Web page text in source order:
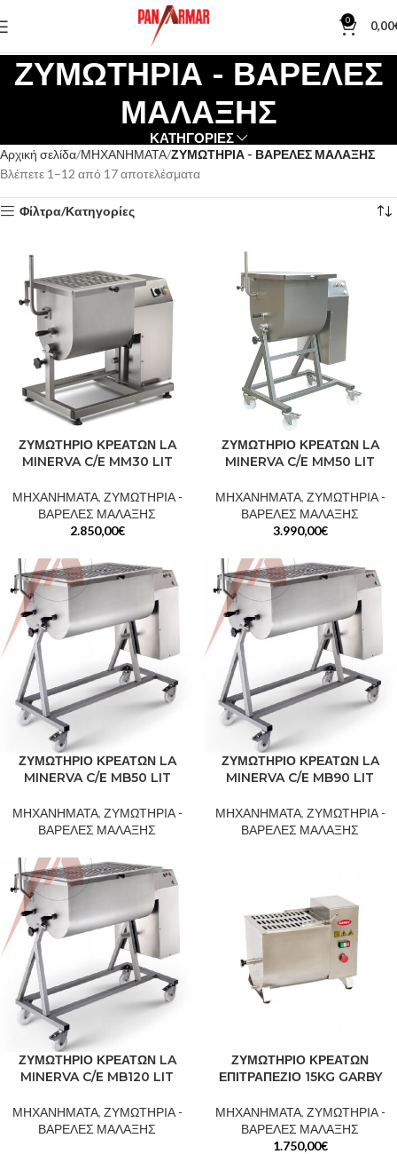
0 0,00
ΖΥΜΩΤΗΡΙΑ - ΒΑΡΕΛΕΣ
ΜΑΛΑΞΗΣ
ΚΑΤΗΓΟΡΙΕΣ
Αρχική σελίδα ΜΗΧΑΝΗΜΑΤΑ ΖΥΜΩΤΗΡΙΑ - ΒΑΡΕΛΕΣ ΜΑΛΑΞΗΣ
Βλέπετε 1–12 από 17 αποτελέσματα
Φίλτρα/Κατηγορίες
ΖΥΜΩΤΗΡΙΟ ΚΡΕΑΤΩΝ LA
MINERVA C/E MM30 LIT
ΜΗΧΑΝΗΜΑΤΑ, ΖΥΜΩΤΗΡΙΑ -
ΒΑΡΕΛΕΣ ΜΑΛΑΞΗΣ
2.850,00€
ΖΥΜΩΤΗΡΙΟ ΚΡΕΑΤΩΝ LA
MINERVA C/E MM50 LIT
ΜΗΧΑΝΗΜΑΤΑ, ΖΥΜΩΤΗΡΙΑ -
ΒΑΡΕΛΕΣ ΜΑΛΑΞΗΣ
3.990,00€
ΖΥΜΩΤΗΡΙΟ ΚΡΕΑΤΩΝ LA
MINERVA C/E MB50 LIT
ΜΗΧΑΝΗΜΑΤΑ, ΖΥΜΩΤΗΡΙΑ -
ΒΑΡΕΛΕΣ ΜΑΛΑΞΗΣ
ΖΥΜΩΤΗΡΙΟ ΚΡΕΑΤΩΝ LA
MINERVA C/E MB90 LIT
ΜΗΧΑΝΗΜΑΤΑ, ΖΥΜΩΤΗΡΙΑ -
ΒΑΡΕΛΕΣ ΜΑΛΑΞΗΣ
ΖΥΜΩΤΗΡΙΟ ΚΡΕΑΤΩΝ LA
MINERVA C/E MB120 LIT
ΜΗΧΑΝΗΜΑΤΑ, ΖΥΜΩΤΗΡΙΑ -
ΒΑΡΕΛΕΣ ΜΑΛΑΞΗΣ
ΖΥΜΩΤΗΡΙΟ ΚΡΕΑΤΩΝ
ΕΠΙΤΡΑΠΕΖΙΟ 15KG GARBY
ΜΗΧΑΝΗΜΑΤΑ, ΖΥΜΩΤΗΡΙΑ -
ΒΑΡΕΛΕΣ ΜΑΛΑΞΗΣ
1.750,00€